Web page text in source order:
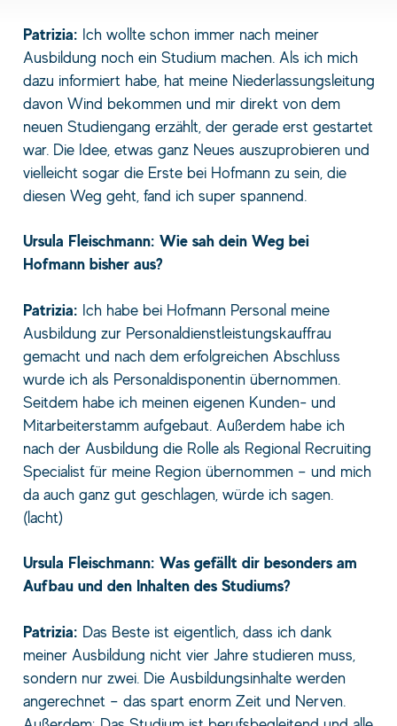
Patrizia: Ich wollte schon immer nach meiner
Ausbildung noch ein Studium machen. Als ich mich
dazu informiert habe, hat meine Niederlassungsleitung
davon Wind bekommen und mir direkt von dem
neuen Studiengang erzählt, der gerade erst gestartet
war. Die Idee, etwas ganz Neues auszuprobieren und
vielleicht sogar die Erste bei Hofmann zu sein, die
diesen Weg geht, fand ich super spannend.
Ursula Fleischmann: Wie sah dein Weg bei
Hofmann bisher aus?
Patrizia: Ich habe bei Hofmann Personal meine
Ausbildung zur Personaldienstleistungskauffrau
gemacht und nach dem erfolgreichen Abschluss
wurde ich als Personaldisponentin übernommen.
Seitdem habe ich meinen eigenen Kunden- und
Mitarbeiterstamm aufgebaut. Außerdem habe ich
nach der Ausbildung die Rolle als Regional Recruiting
Specialist für meine Region übernommen – und mich
da auch ganz gut geschlagen, würde ich sagen.
(lacht)
Ursula Fleischmann: Was gefällt dir besonders am
Aufbau und den Inhalten des Studiums?
Patrizia: Das Beste ist eigentlich, dass ich dank
meiner Ausbildung nicht vier Jahre studieren muss,
sondern nur zwei. Die Ausbildungsinhalte werden
angerechnet – das spart enorm Zeit und Nerven.